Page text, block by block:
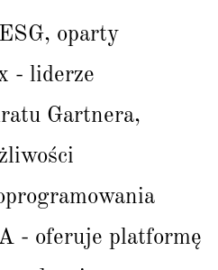
oparty
- liderze
Gartnera,
- oferuje platformę